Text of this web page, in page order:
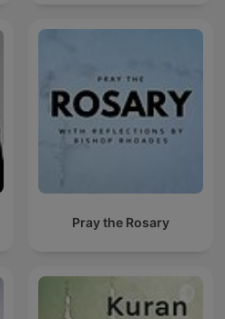
Pray the Rosary